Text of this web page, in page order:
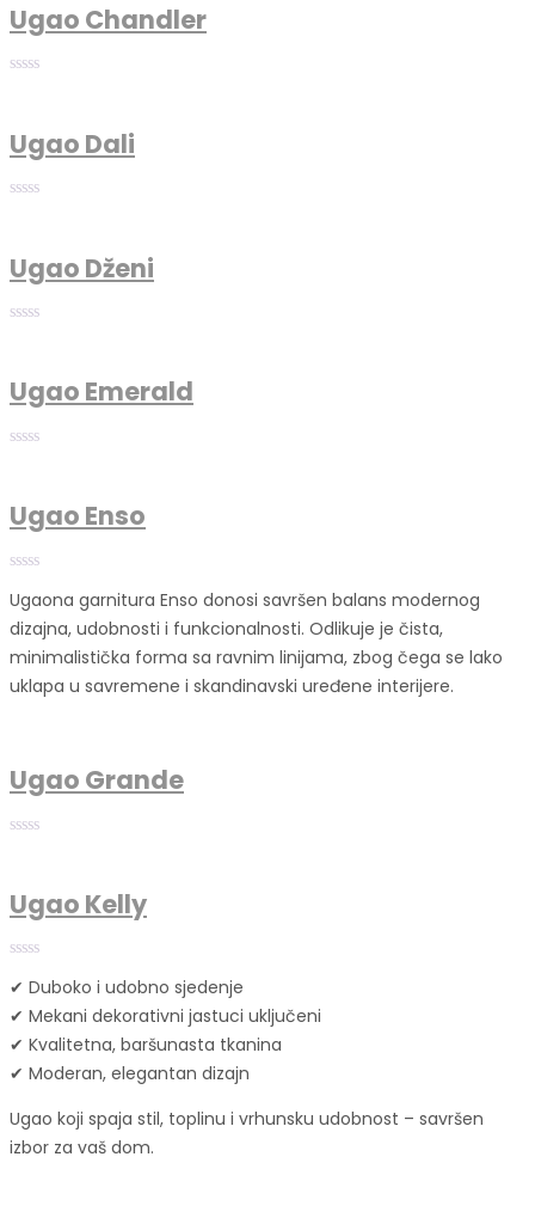
Ugao Chandler
Ugao Dali
Ugao Dženi
Ugao Emerald
Ugao Enso
Ugaona garnitura Enso donosi savršen balans modernog
dizajna, udobnosti i funkcionalnosti. Odlikuje je čista,
minimalistička forma sa ravnim linijama, zbog čega se lako
uklapa u savremene i skandinavski uređene interijere.
Ugao Grande
Ugao Kelly
✔ Duboko i udobno sjedenje
✔ Mekani dekorativni jastuci uključeni
✔ Kvalitetna, baršunasta tkanina
✔ Moderan, elegantan dizajn
Ugao koji spaja stil, toplinu i vrhunsku udobnost – savršen
izbor za vaš dom.